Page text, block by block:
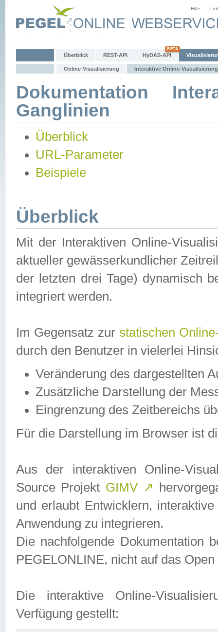
Hilfe
Überblick REST-API HyDAS-API
Online-Visualisierung Interaktive Online-Visualisierung
Dokumentation
Ganglinien
Überblick
URL-Parameter
Beispiele
Überblick
Mit der Interaktiven Online-
aktueller gewässerkundlicher
der letzten drei Tage) dynamisch
integriert werden.
Im Gegensatz zur statischen
durch den Benutzer in vielerlei
Veränderung des dargestellten
Zusätzliche Darstellung der
Eingrenzung des Zeitbereichs
Für die Darstellung im Browser ist
Aus der interaktiven Online-
Source Projekt GIMV ↗
und erlaubt Entwicklern,
Anwendung zu integrieren.
Die nachfolgende Dokumentation
PEGELONLINE, nicht auf das
Die interaktive Online-
Verfügung gestellt: